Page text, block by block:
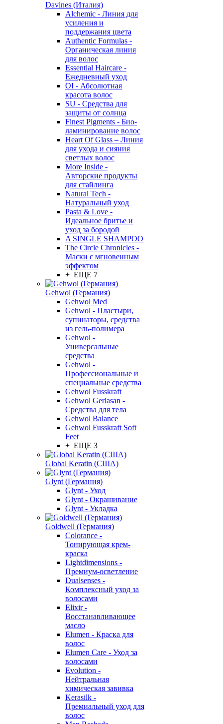
Davines (Италия)
Alchemic - Линия для
усиления и
поддержания цвета
Authentic Formulas -
Органическая линия
для волос
Essential Haircare -
Eжедневный уход
OI - Абсолютная
красота волос
SU - Средства для
защиты от солнца
Finest Pigments - Био-
ламинирование волос
Heart Of Glass – Линия
для ухода и сияния
светлых волос
More Inside -
Авторские продукты
для стайлинга
Natural Tech -
Натуральный уход
Pasta & Love -
Идеальное бритье и
уход за бородой
A SINGLE SHAMPOO
The Circle Chronicles -
Маски с мгновенным
эффектом
+ ЕЩЕ 7
Gehwol (Германия)
Gehwol Med
Gehwol - Пластыри,
супинаторы, средства
из гель-полимера
Gehwol -
Универсальные
средства
Gehwol -
Профессиональные и
специальные средства
Gehwol Fusskraft
Gehwol Gerlasan -
Средства для тела
Gehwol Balance
Gehwol Fusskraft Soft
Feet
+ ЕЩЕ 3
Global Keratin (США)
Glynt (Германия)
Glynt - Уход
Glynt - Окрашивание
Glynt - Укладка
Goldwell (Германия)
Colorance -
Тонирующая крем-
краска
Lightdimensions -
Премиум-осветление
Dualsenses -
Комплексный уход за
волосами
Elixir -
Восстанавливающее
масло
Elumen - Краска для
волос
Elumen Care - Уход за
волосами
Evolution -
Нейтральная
химическая завивка
Kerasilk -
Премиальный уход для
волос